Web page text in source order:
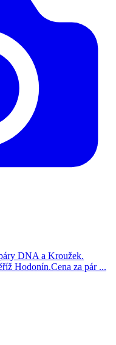
DNA a Kroužek.
Hodonín.Cena za pár ...